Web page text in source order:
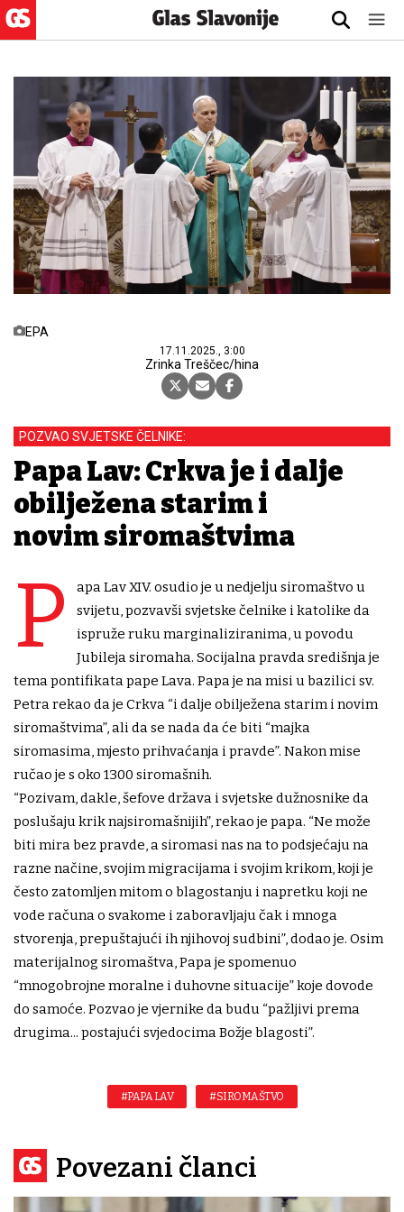
EPA
17.11.2025., 3:00
Zrinka Treščec/hina
POZVAO SVJETSKE ČELNIKE:
Papa Lav: Crkva je i dalje
obilježena starim i
novim siromaštvima
P
apa Lav XIV. osudio je u nedjelju siromaštvo u
svijetu, pozvavši svjetske čelnike i katolike da
ispruže ruku marginaliziranima, u povodu
Jubileja siromaha. Socijalna pravda središnja je
tema pontifikata pape Lava. Papa je na misi u bazilici sv.
Petra rekao da je Crkva “i dalje obilježena starim i novim
siromaštvima”, ali da se nada da će biti “majka
siromasima, mjesto prihvaćanja i pravde”. Nakon mise
ručao je s oko 1300 siromašnih.
“Pozivam, dakle, šefove država i svjetske dužnosnike da
poslušaju krik najsiromašnijih”, rekao je papa. “Ne može
biti mira bez pravde, a siromasi nas na to podsjećaju na
razne načine, svojim migracijama i svojim krikom, koji je
često zatomljen mitom o blagostanju i napretku koji ne
vode računa o svakome i zaboravljaju čak i mnoga
stvorenja, prepuštajući ih njihovoj sudbini”, dodao je. Osim
materijalnog siromaštva, Papa je spomenuo
“mnogobrojne moralne i duhovne situacije” koje dovode
do samoće. Pozvao je vjernike da budu “pažljivi prema
drugima... postajući svjedocima Božje blagosti”.
#PAPA LAV #SIROMAŠTVO
Povezani članci